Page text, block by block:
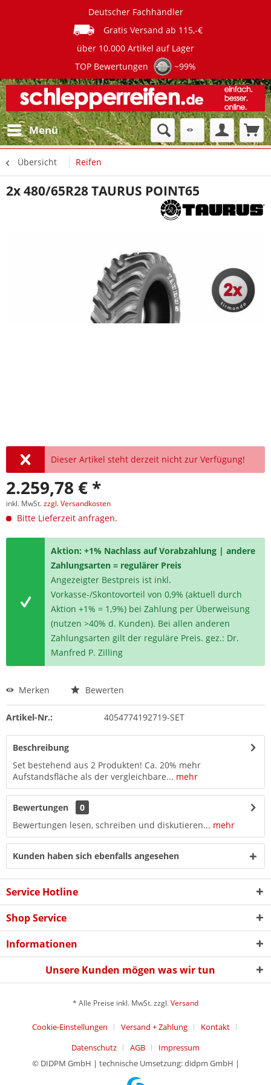
Deutscher Fachhändler
Gratis Versand ab 115,-€
über 10.000 Artikel auf Lager
TOP Bewertungen
~99%
Menü
Übersicht Reifen
2x 480/65R28 TAURUS POINT65
Dieser Artikel steht derzeit nicht zur Verfügung!
2.259,78 € *
inkl. MwSt.zzgl. Versandkosten
Bitte Lieferzeit anfragen.
Aktion: +1% Nachlass auf Vorabzahlung | andere
Zahlungsarten = regulärer Preis
Angezeigter Bestpreis ist inkl.
Vorkasse-/Skontovorteil von 0,9% (aktuell durch
Aktion +1% = 1,9%) bei Zahlung per Überweisung
(nutzen >40% d. Kunden). Bei allen anderen
Zahlungsarten gilt der reguläre Preis. gez.: Dr.
Manfred P. Zilling
Merken Bewerten
Artikel-Nr.: 4054774192719-SET
Beschreibung
Set bestehend aus 2 Produkten! Ca. 20% mehr
Aufstandsfläche als der vergleichbare... mehr
Bewertungen
0
Bewertungen lesen, schreiben und diskutieren... mehr
Kunden haben sich ebenfalls angesehen
Service Hotline
Shop Service
Informationen
Unsere Kunden mögen was wir tun
* Alle Preise inkl. MwSt. zzgl.Versand
Cookie-Einstellungen Versand + Zahlung
Kontakt
Datenschutz
AGB
Impressum
© DIDPM GmbH | technische Umsetzung: didpm GmbH |